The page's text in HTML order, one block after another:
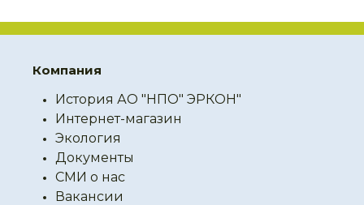
Компания
История АО "НПО" ЭРКОН"
Интернет-магазин
Экология
Документы
СМИ о нас
Вакансии